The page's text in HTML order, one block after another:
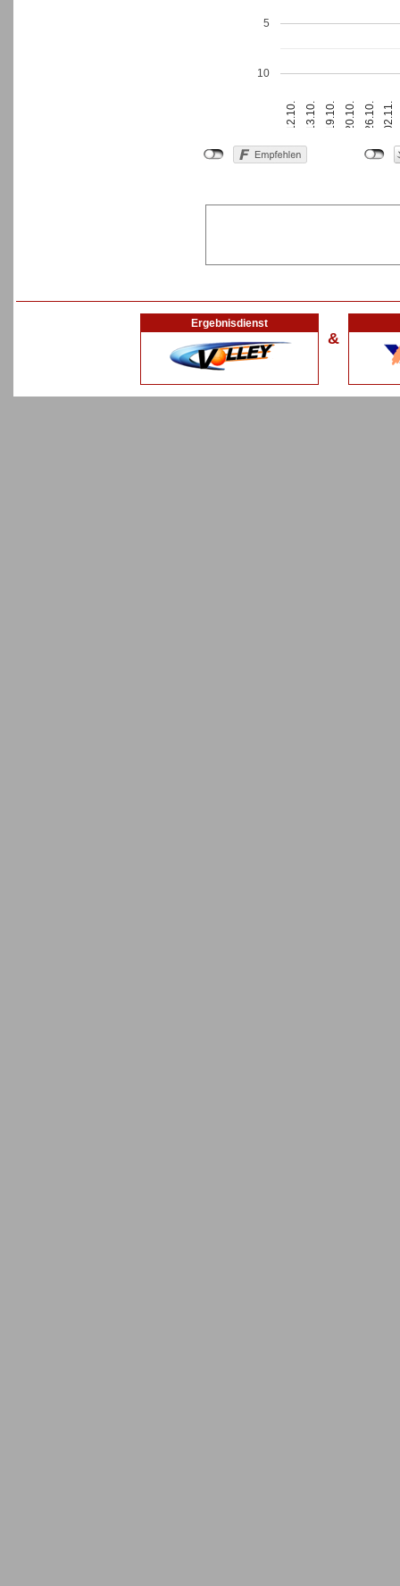
12.10. 13.10. 19.10. 20.10. 26.10. 02.11.
5
10
Ergebnisdienst
&